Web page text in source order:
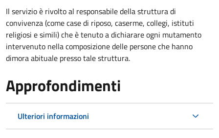
Il servizio è rivolto al responsabile della struttura di
convivenza (come case di riposo, caserme, collegi, istituti
religiosi e simili) che è tenuto a dichiarare ogni mutamento
intervenuto nella composizione delle persone che hanno
dimora abituale presso tale struttura.
Approfondimenti
Ulteriori informazioni